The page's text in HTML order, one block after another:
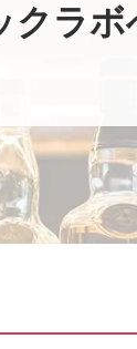
クラボ